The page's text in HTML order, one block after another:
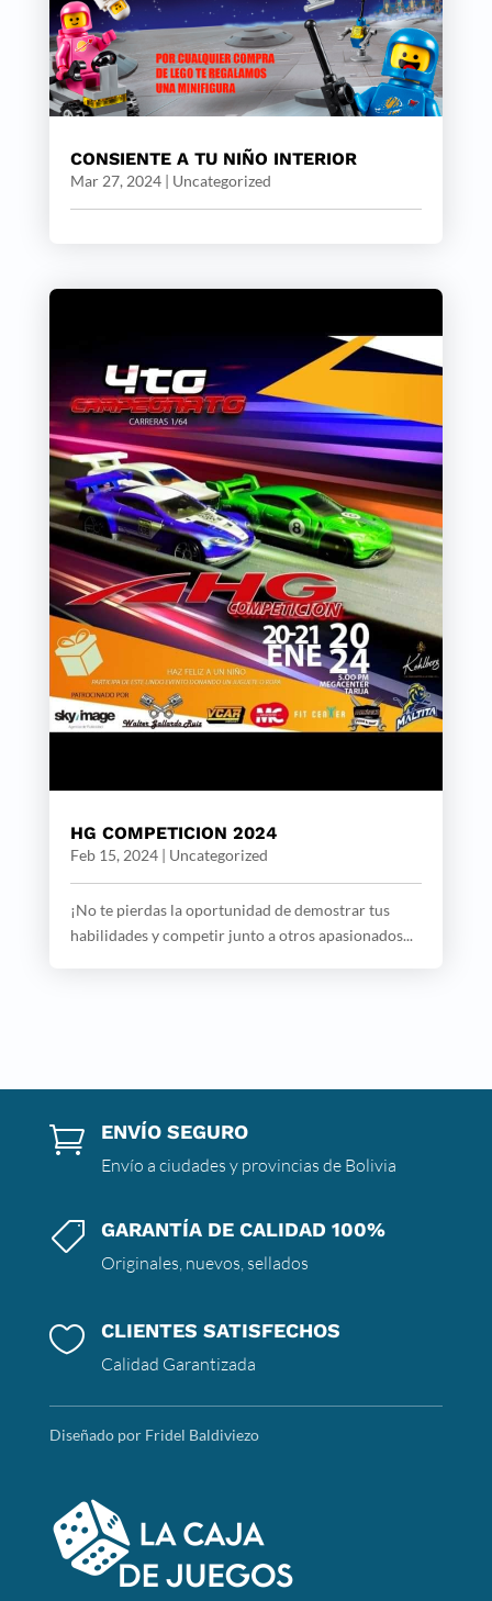
CONSIENTE A TU NIÑO INTERIOR
Mar 27, 2024| Uncategorized
HG COMPETICION 2024
Feb 15, 2024| Uncategorized
¡No te pierdas la oportunidad de demostrar tus
habilidades y competir junto a otros apasionados...
 ENVÍO SEGURO
Envío a ciudades y provincias de Bolivia
 GARANTÍA DE CALIDAD 100%
Originales, nuevos, sellados
 CLIENTES SATISFECHOS
Calidad Garantizada
Diseñado por Fridel Baldiviezo